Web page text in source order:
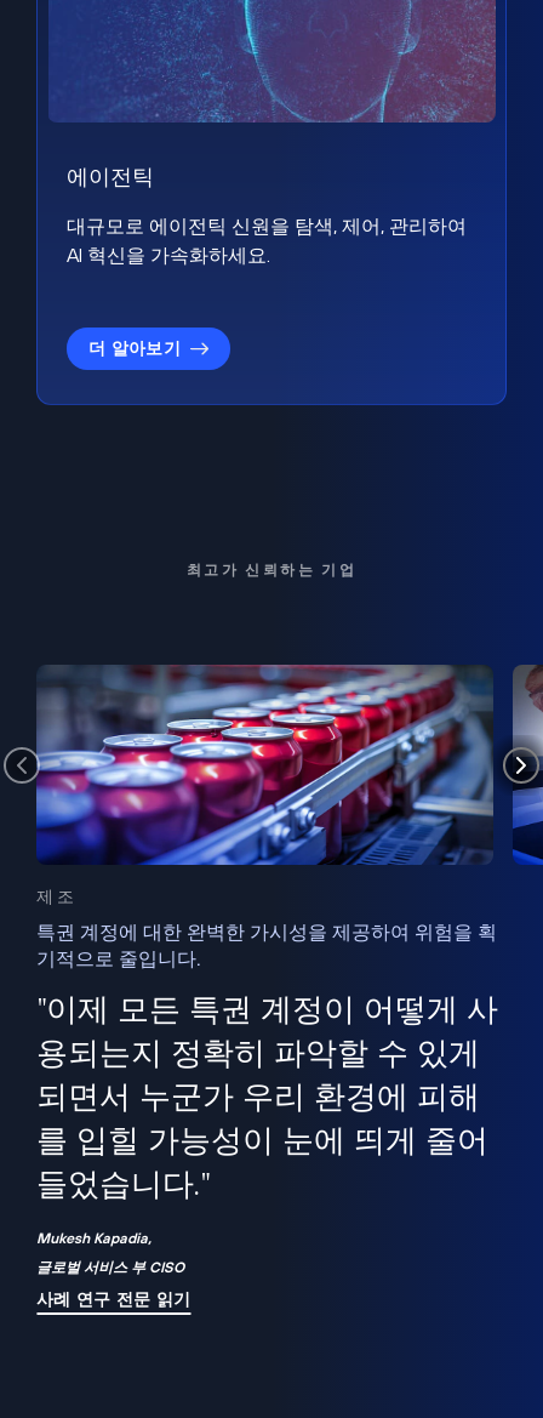
에이전틱
대규모로 에이전틱 신원을 탐색, 제어, 관리하여
AI 혁신을 가속화하세요.
더 알아보기
최고가 신뢰하는 기업
제조
특권 계정에 대한 완벽한 가시성을 제공하여 위험을 획
기적으로 줄입니다.
"이제 모든 특권 계정이 어떻게 사
용되는지 정확히 파악할 수 있게
되면서 누군가 우리 환경에 피해
를 입힐 가능성이 눈에 띄게 줄어
들었습니다."
Mukesh Kapadia,
글로벌 서비스 부 CISO
사례 연구 전문 읽기